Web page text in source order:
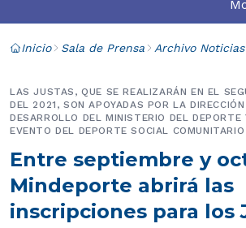
Inicio Sala de Prensa Archivo Noticias
Entre septiembre y
Mindeporte abrirá las
inscripciones para los
LAS JUSTAS, QUE SE REALIZARÁN EN EL
DEL 2021, SON APOYADAS POR LA
DESARROLLO DEL MINISTERIO DEL DEPORTE
EVENTO DEL DEPORTE SOCIAL